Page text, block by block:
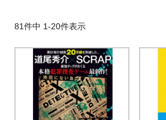
81件中 1-20件表示